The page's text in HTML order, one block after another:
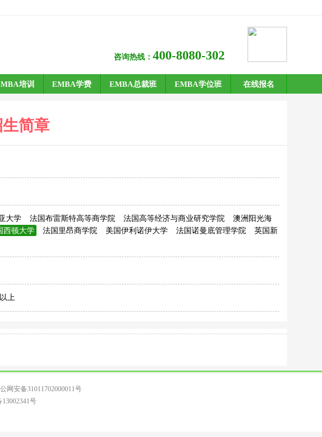
咨询热线： 400-8080-302
培训 EMBA学费 EMBA总裁班 EMBA学位班 在线报名
简章
大学 法国布雷斯特高等商学院 法国高等经济与商业研究学院
澳洲阳光海
西顿大学 法国里昂商学院 美国伊利诺伊大学 法国诺曼底管理学院
英国新
上
网安备31011702000011号
13002341号